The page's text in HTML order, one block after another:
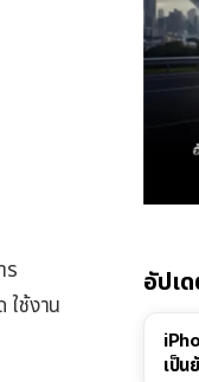
ร
ใช้งาน
อัปเ
เป็น